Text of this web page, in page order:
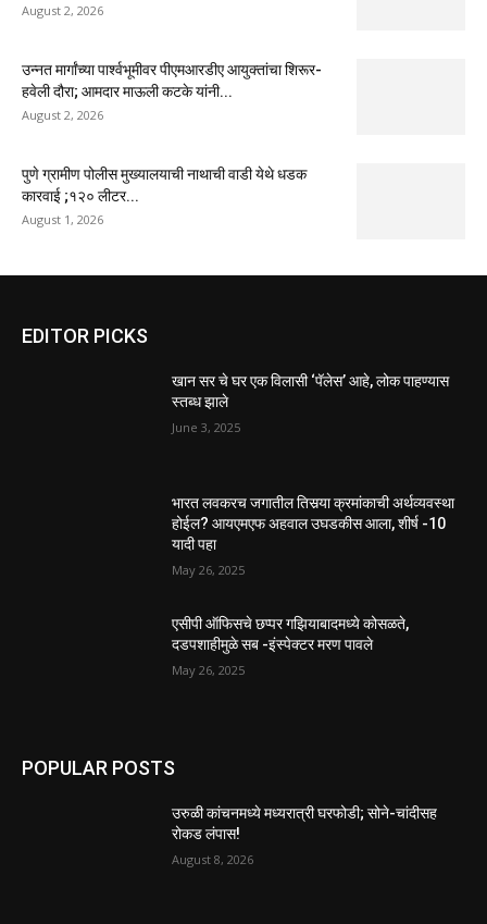
August 2, 2026
उन्नत मार्गांच्या पार्श्वभूमीवर पीएमआरडीए आयुक्तांचा शिरूर-
हवेली दौरा; आमदार माऊली कटके यांनी...
August 2, 2026
पुणे ग्रामीण पोलीस मुख्यालयाची नाथाची वाडी येथे धडक
कारवाई ;१२० लीटर...
August 1, 2026
EDITOR PICKS
खान सर चे घर एक विलासी ‘पॅलेस’ आहे, लोक पाहण्यास
स्तब्ध झाले
June 3, 2025
भारत लवकरच जगातील तिसर्‍या क्रमांकाची अर्थव्यवस्था
होईल? आयएमएफ अहवाल उघडकीस आला, शीर्ष -10
यादी पहा
May 26, 2025
एसीपी ऑफिसचे छप्पर गझियाबादमध्ये कोसळते,
दडपशाहीमुळे सब -इंस्पेक्टर मरण पावले
May 26, 2025
POPULAR POSTS
उरुळी कांचनमध्ये मध्यरात्री घरफोडी; सोने-चांदीसह
रोकड लंपास!
August 8, 2026